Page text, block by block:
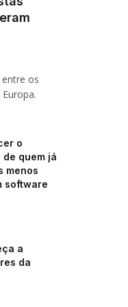
os
o
quem já
menos
software
a
da